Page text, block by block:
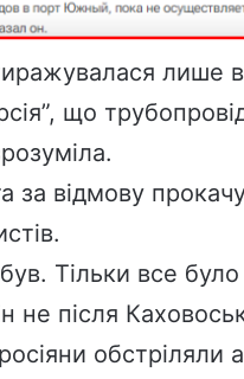
лише в
що
за відмову
Тільки все
не після
обстріляли